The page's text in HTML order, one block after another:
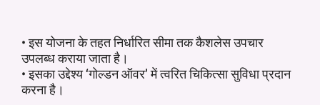
• इस योजना के तहत निर्धारित सीमा तक कैशलेस उपचार
उपलब्ध कराया जाता है।
• इसका उद्देश्य ‘गोल्डन ऑवर’ में त्वरित चिकित्सा सुविधा प्रदान
करना है।